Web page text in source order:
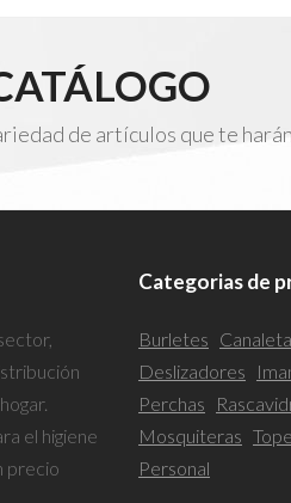
de artículos que te
el higiene
precio
Categorias de
Burletes
Deslizadores
Perchas
Mosquiteras
Personal